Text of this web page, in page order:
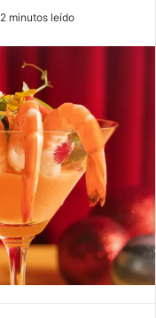
2 minutos leído